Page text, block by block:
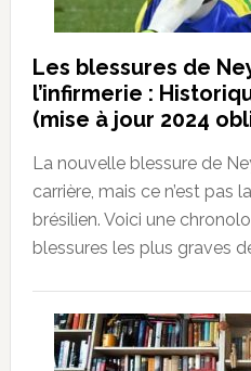
Les blessures de
l’infirmerie :
(mise à jour 2024
La nouvelle blessure de
carrière, mais ce n’est pas
brésilien. Voici une
blessures les plus graves